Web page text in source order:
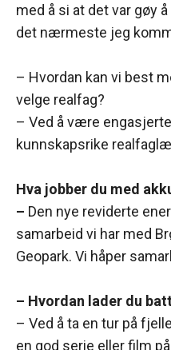
med å si at det var gøy
det nærmeste jeg
– Hvordan kan vi best
velge realfag?
– Ved å være
kunnskapsrike
Hva jobber du med
– Den nye reviderte
samarbeid vi har med
Geopark. Vi håper
– Hvordan lader du
– Ved å ta en tur på
en god serie eller film på